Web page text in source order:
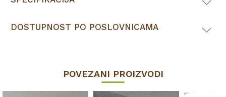
DOSTUPNOST PO POSLOVNICAMA
POVEZANI PROIZVODI